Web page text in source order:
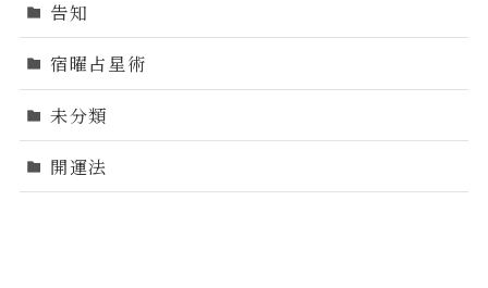
告知
宿曜占星術
未分類
開運法